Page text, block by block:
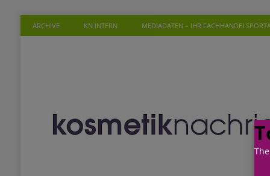
ARCHIVE KN INTERN MEDIADATEN – IHR